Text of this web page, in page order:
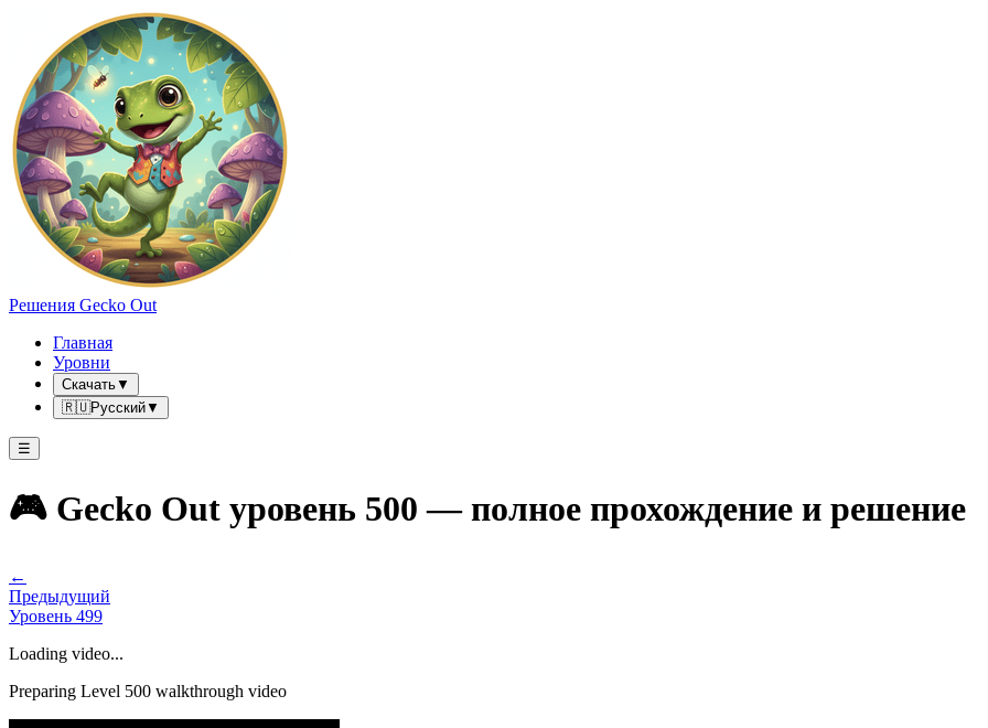
Решения Gecko Out
Главная
Уровни
Скачать▼
🇷🇺Русский▼
☰
🎮 Gecko Out уровень 500 — полное прохождение и решение
←
Предыдущий
Уровень 499
Loading video...
Preparing Level 500 walkthrough video